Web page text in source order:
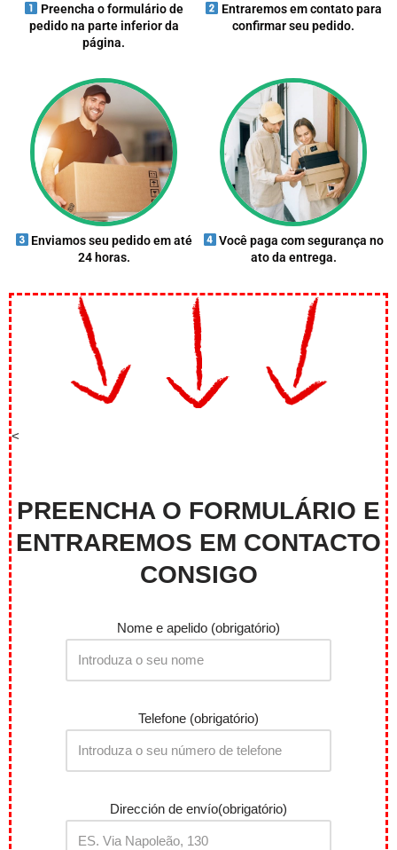
Preencha o formulário de
pedido na parte inferior da
página.
Entraremos em contato para
confirmar seu pedido.
Enviamos seu pedido em até
24 horas.
Você paga com segurança no
ato da entrega.
<
PREENCHA O FORMULÁRIO E
ENTRAREMOS EM CONTACTO
CONSIGO
Nome e apelido (obrigatório)
Telefone (obrigatório)
Dirección de envío(obrigatório)